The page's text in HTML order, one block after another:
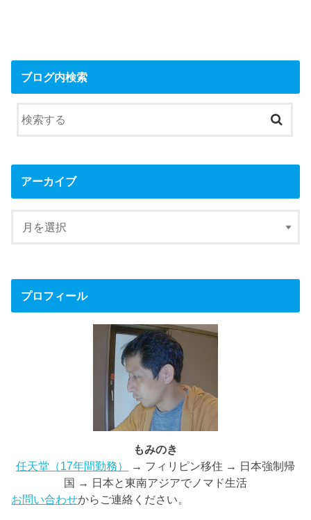
ブログ内検索
アーカイブ
プロフィール
もみのき
任天堂（17年間勤務）
→ フィリピン移住 → 日本強制帰
国 → 日本と東南アジアでノマド生活
お問い合わせからご連絡ください。